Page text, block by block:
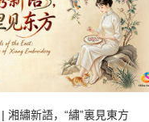
湘繡新語，“繡”裏見東方